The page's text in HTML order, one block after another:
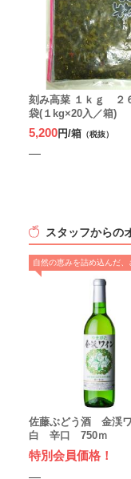
刻み高菜 １ｋｇ ２
袋(１kg×20入／箱)
5,200円/箱 （税抜）
スタッフからの
佐藤ぶどう酒 金渓
白 辛口 750ｍ
特別会員価格！